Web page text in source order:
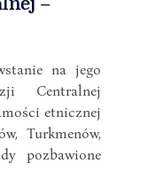
na jego
Centralnej
etnicznej
Turkmenów,
pozbawione